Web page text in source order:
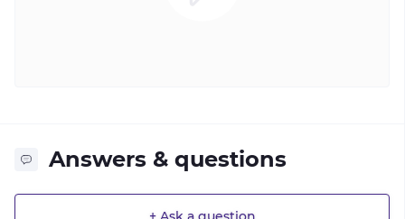
Answers & questions